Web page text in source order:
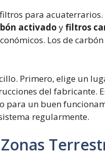
para acuaterrarios.
activado yfiltros
Los de
Primero, elige un
del fabricante.
para un buen
regularmente.